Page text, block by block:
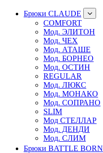
Брюки CLAUDE
COMFORT
Мод. ЭЛИТОН
Мод. ЧЕХ
Мод. АТАШЕ
Мод. БОРНЕО
Мод. ОСТИН
REGULAR
Мод. ЛЮКС
Мод. МОНАКО
Мод. СОПРАНО
SLIM
Мод СТЕЛЛАР
Мод. ДЕНДИ
Мод. СЛИМ
Брюки BATTLE BORN